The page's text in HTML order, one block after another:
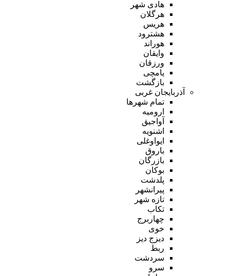
هادی شهر
هرگلان
هریس
هشترود
هوراند
وایقان
ورزقان
یامچی
بازگشت
آذربایجان غربی
تمام شهر‌ها
ارومیه
آواجیق
اشنویه
ایواوغلی
باروق
بازرگان
بوکان
پلدشت
پیرانشهر
تازه شهر
تکاب
چهاربرج
خوی
دیزج دیز
ربط
سردشت
سرو